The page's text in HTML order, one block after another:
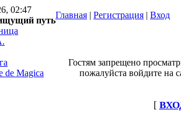
02:47
путь
Главная | Регистрация | Вход
de Magica
Гостям запрещено
пожалуйста войдите на
[